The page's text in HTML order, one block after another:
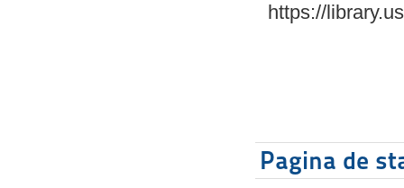
https://
Pagina de